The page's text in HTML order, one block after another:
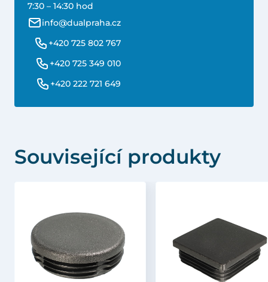
7:30 – 14:30 hod
info@dualpraha.cz
+420 725 802 767
+420 725 349 010
+420 222 721 649
Související produkty